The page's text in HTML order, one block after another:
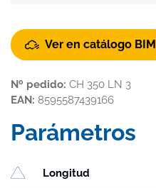
Ver en catálogo BIM
Nº pedido: CH 350 LN 3
EAN: 8595587439166
Parámetros
Longitud